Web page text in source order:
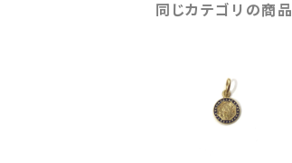
同じカテゴリの商品